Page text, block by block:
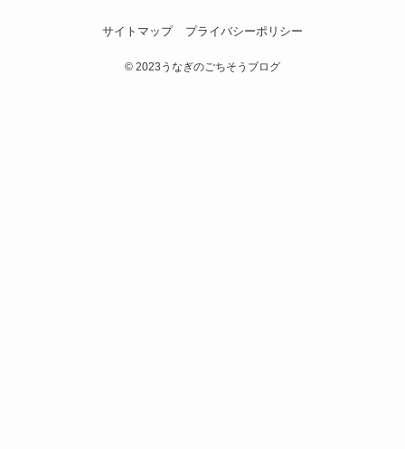
サイトマップ プライバシーポリシー
© 2023うなぎのごちそうブログ